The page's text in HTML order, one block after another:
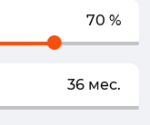
70 %
36 мес.